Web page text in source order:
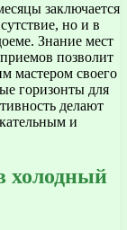
заключается
но и в
Знание мест
позволит
мастером своего
горизонты для
делают
и
холодный